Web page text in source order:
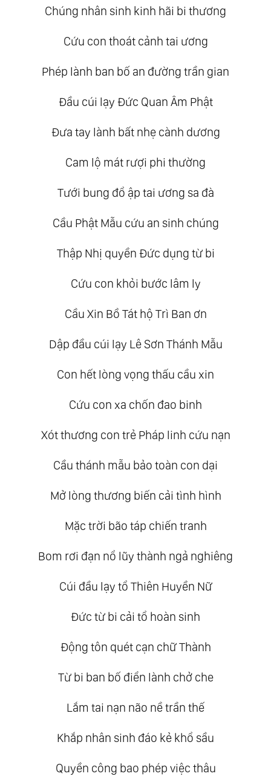
Chúng nhân sinh kinh hãi bi thương
Cứu con thoát cảnh tai ương
Phép lành ban bố an đường trần gian
Đầu cúi lạy Đức Quan Âm Phật
Đưa tay lành bất nhẹ cành dương
Cam lộ mát rượi phi thường
Tưới bung đổ ập tai ương sa đà
Cầu Phật Mẫu cứu an sinh chúng
Thập Nhị quyền Đức dụng từ bi
Cứu con khỏi bước lâm ly
Cầu Xin Bồ Tát hộ Trì Ban ơn
Dập đầu cúi lạy Lê Sơn Thánh Mẫu
Con hết lòng vọng thấu cầu xin
Cứu con xa chốn đao binh
Xót thương con trẻ Pháp linh cứu nạn
Cầu thánh mẫu bảo toàn con dại
Mở lòng thương biến cải tình hình
Mặc trời bão táp chiến tranh
Bom rơi đạn nổ lũy thành ngả nghiêng
Cúi đầu lạy tổ Thiên Huyền Nữ
Đức từ bi cải tổ hoàn sinh
Động tôn quét cạn chữ Thành
Từ bi ban bố điển lành chở che
Lắm tai nạn não nề trần thế
Khắp nhân sinh đáo kẻ khổ sầu
Quyền công bao phép việc thâu